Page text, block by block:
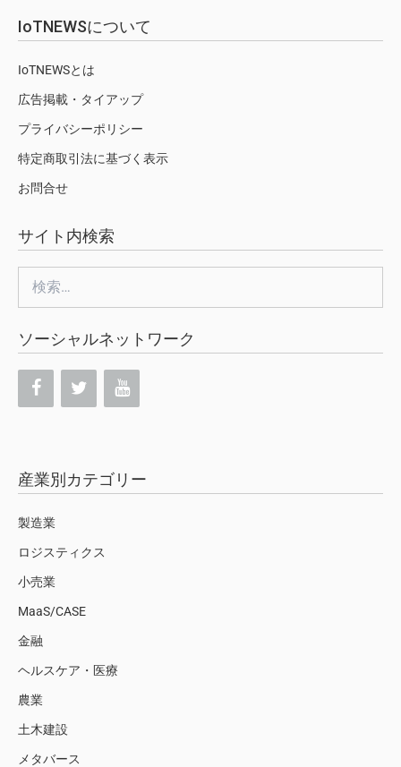
IoTNEWSについて
IoTNEWSとは
広告掲載・タイアップ
プライバシーポリシー
特定商取引法に基づく表示
お問合せ
サイト内検索
索:
ソーシャルネットワーク
産業別カテゴリー
製造業
ロジスティクス
小売業
MaaS/CASE
金融
ヘルスケア・医療
農業
土木建設
メタバース